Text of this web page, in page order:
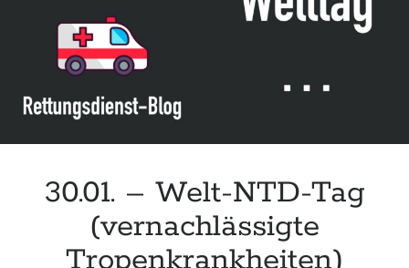
Assessment and Management in the Emergency Department“ der IAEM
Leitlinie „Use of VV ECMO in paediatric patients for the treatment of
acute respiratory failure“ der Polish Society of Anaesthesiology and
Intensive Therapy
Leitlinie „Management of Hypercalcaemia in Adult Patients in the
Emergency Department“ der IAEM
Leitlinie „Behavioural Emergencies in Emergency Departments“ der IFEM
30.01. – Welt-NTD-Tag
(vernachlässigte